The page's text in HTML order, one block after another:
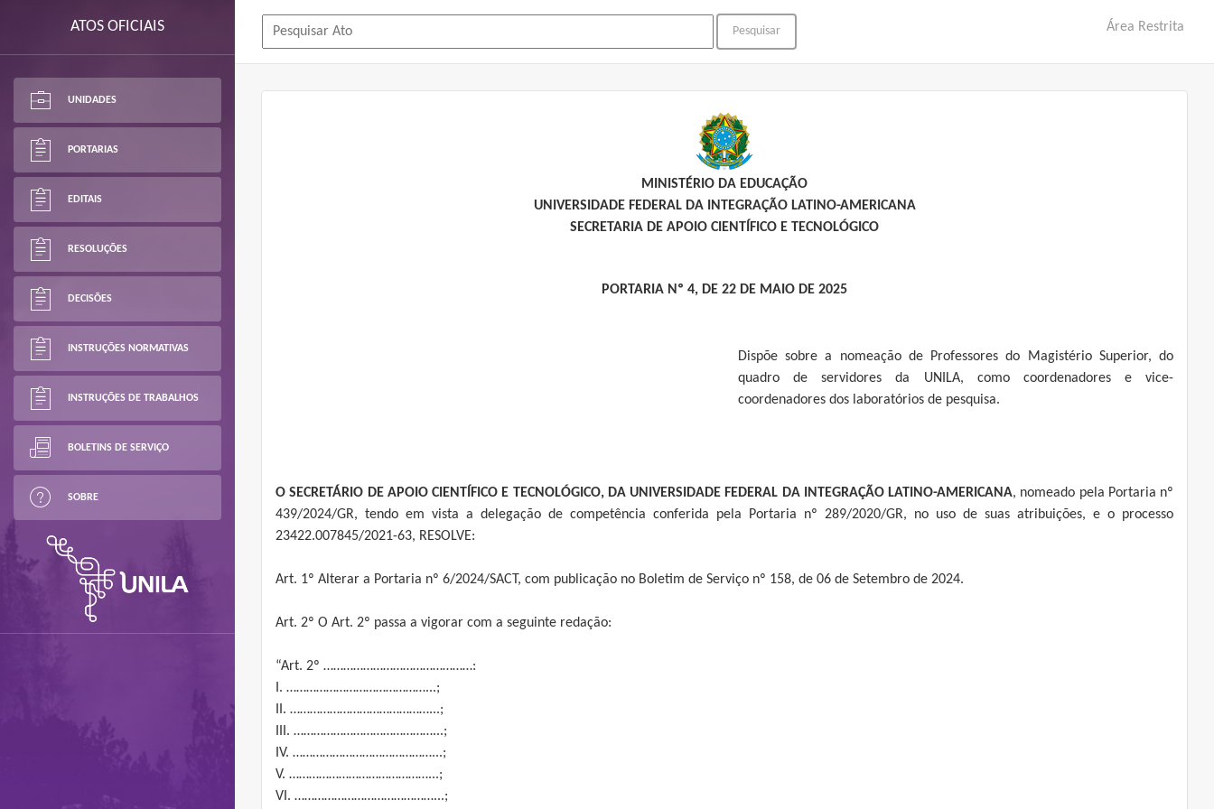
ATOS OFICIAIS
UNIDADES
PORTARIAS
EDITAIS
RESOLUÇÕES
DECISÕES
INSTRUÇÕES NORMATIVAS
INSTRUÇÕES DE TRABALHOS
BOLETINS DE SERVIÇO
SOBRE
Área Restrita
MINISTÉRIO DA EDUCAÇÃO
UNIVERSIDADE FEDERAL DA INTEGRAÇÃO LATINO-AMERICANA
SECRETARIA DE APOIO CIENTÍFICO E TECNOLÓGICO
PORTARIA Nº 4, DE 22 DE MAIO DE 2025
Dispõe sobre a nomeação de Professores do Magistério Superior, do
quadro de servidores da UNILA, como coordenadores e vice-
coordenadores dos laboratórios de pesquisa.
O SECRETÁRIO DE APOIO CIENTÍFICO E TECNOLÓGICO, DA UNIVERSIDADE FEDERAL DA INTEGRAÇÃO LATINO-AMERICANA, nomeado pela Portaria nº
439/2024/GR, tendo em vista a delegação de competência conferida pela Portaria nº 289/2020/GR, no uso de suas atribuições, e o processo
23422.007845/2021-63, RESOLVE:
Art. 1º Alterar a Portaria nº 6/2024/SACT, com publicação no Boletim de Serviço nº 158, de 06 de Setembro de 2024.
Art. 2º O Art. 2º passa a vigorar com a seguinte redação:
“Art. 2º ………………………………………:
I. ……………………………………...;
II. ……………………………………...;
III. ……………………………………...;
IV. ……………………………………...;
V. ……………………………………...;
VI. ……………………………………...;